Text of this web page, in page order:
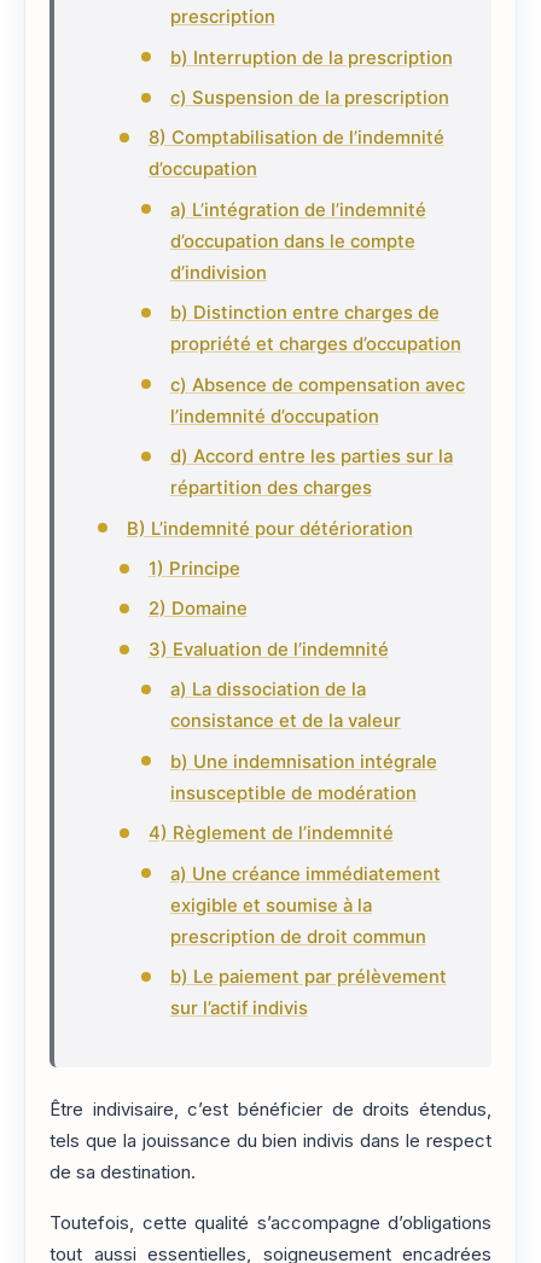
prescription
b) Interruption de la prescription
c) Suspension de la prescription
8) Comptabilisation de l’indemnité
d’occupation
a) L’intégration de l’indemnité
d’occupation dans le compte
d’indivision
b) Distinction entre charges de
propriété et charges d’occupation
c) Absence de compensation avec
l’indemnité d’occupation
d) Accord entre les parties sur la
répartition des charges
B) L’indemnité pour détérioration
1) Principe
2) Domaine
3) Evaluation de l’indemnité
a) La dissociation de la
consistance et de la valeur
b) Une indemnisation intégrale
insusceptible de modération
4) Règlement de l’indemnité
a) Une créance immédiatement
exigible et soumise à la
prescription de droit commun
b) Le paiement par prélèvement
sur l’actif indivis
Être indivisaire, c’est bénéficier de droits étendus,
tels que la jouissance du bien indivis dans le respect
de sa destination.
Toutefois, cette qualité s’accompagne d’obligations
tout aussi essentielles, soigneusement encadrées